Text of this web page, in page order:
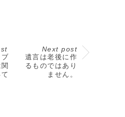
Next post
遺言は老後に作
るものではあり
ません。